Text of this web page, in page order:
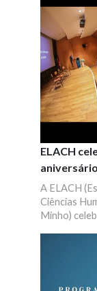
ELACH
aniversário
A ELACH
Ciências
Minho)
evocação